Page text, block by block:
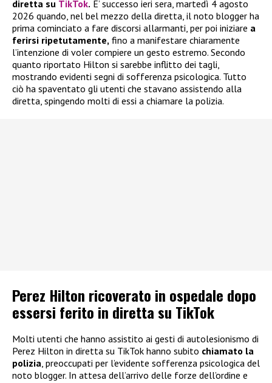
diretta su TikTok. E’ successo ieri sera, martedì 4 agosto
2026 quando, nel bel mezzo della diretta, il noto blogger ha
prima cominciato a fare discorsi allarmanti, per poi iniziare a
ferirsi ripetutamente, fino a manifestare chiaramente
l’intenzione di voler compiere un gesto estremo. Secondo
quanto riportato Hilton si sarebbe inflitto dei tagli,
mostrando evidenti segni di sofferenza psicologica. Tutto
ciò ha spaventato gli utenti che stavano assistendo alla
diretta, spingendo molti di essi a chiamare la polizia.
Perez Hilton ricoverato in ospedale dopo
essersi ferito in diretta su TikTok
Molti utenti che hanno assistito ai gesti di autolesionismo di
Perez Hilton in diretta su TikTok hanno subito chiamato la
polizia, preoccupati per l’evidente sofferenza psicologica del
noto blogger. In attesa dell’arrivo delle forze dell’ordine e